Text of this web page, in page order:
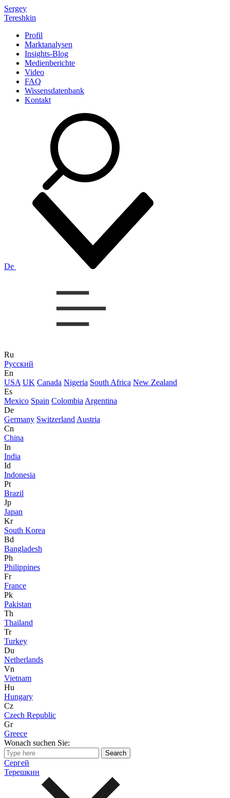
Sergey
Tereshkin
Profil
Marktanalysen
Insights-Blog
Medienberichte
Video
FAQ
Wissensdatenbank
Kontakt
De
Ru
Русский
En
USA UK Canada Nigeria South Africa New Zealand
Es
Mexico Spain Colombia Argentina
De
Germany Switzerland Austria
Cn
China
In
India
Id
Indonesia
Pt
Brazil
Jp
Japan
Kr
South Korea
Bd
Bangladesh
Ph
Philippines
Fr
France
Pk
Pakistan
Th
Thailand
Tr
Turkey
Du
Netherlands
Vn
Vietnam
Hu
Hungary
Cz
Czech Republic
Gr
Greece
Wonach suchen Sie:
Сергей
Терешкин